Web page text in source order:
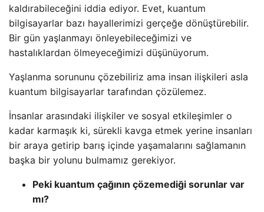
kaldırabileceğini iddia ediyor. Evet, kuantum
bilgisayarlar bazı hayallerimizi gerçeğe dönüştürebilir.
Bir gün yaşlanmayı önleyebileceğimizi ve
hastalıklardan ölmeyeceğimizi düşünüyorum.
Yaşlanma sorununu çözebiliriz ama insan ilişkileri asla
kuantum bilgisayarlar tarafından çözülemez.
İnsanlar arasındaki ilişkiler ve sosyal etkileşimler o
kadar karmaşık ki, sürekli kavga etmek yerine insanları
bir araya getirip barış içinde yaşamalarını sağlamanın
başka bir yolunu bulmamız gerekiyor.
Peki kuantum çağının çözemediği sorunlar var
mı?